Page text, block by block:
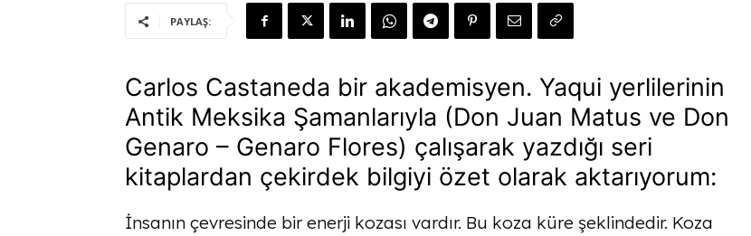
PAYLAŞ:
Carlos Castaneda bir akademisyen. Yaqui yerlilerinin
Antik Meksika Şamanlarıyla (Don Juan Matus ve Don
Genaro – Genaro Flores) çalışarak yazdığı seri
kitaplardan çekirdek bilgiyi özet olarak aktarıyorum:
İnsanın çevresinde bir enerji kozası vardır. Bu koza küre şeklindedir. Koza